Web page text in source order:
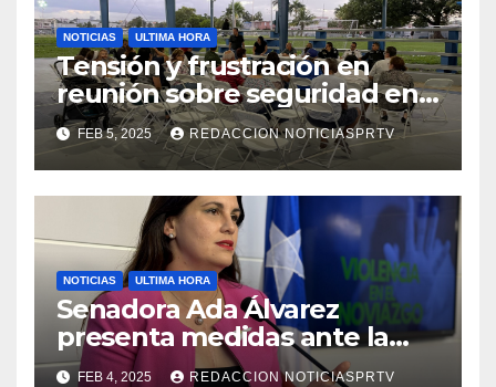
NOTICIAS ULTIMA HORA
Tensión y frustración en
reunión sobre seguridad en
Reparto Metropolitano
FEB 5, 2025 REDACCION NOTICIASPRTV
NOTICIAS ULTIMA HORA
Senadora Ada Álvarez
presenta medidas ante la
violencia en el noviazgo
FEB 4, 2025 REDACCION NOTICIASPRTV